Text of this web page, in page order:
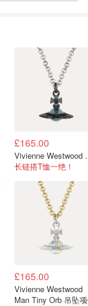
£165.00
长链搭T恤一绝！
£165.00
Vivienne Westwood
Man Tiny Orb 吊坠